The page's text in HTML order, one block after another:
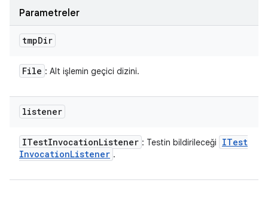
Parametreler
tmpDir
File : Alt işlemin geçici dizini.
listener
ITestInvocationListener : Testin bildirileceği
ITest
InvocationListener .